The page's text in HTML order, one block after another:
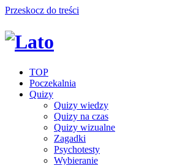
Przeskocz do treści
TOP
Poczekalnia
Quizy
Quizy wiedzy
Quizy na czas
Quizy wizualne
Zagadki
Psychotesty
Wybieranie